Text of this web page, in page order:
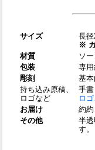
サイズ
長
※ ガ
材質
ソ
包装
専
彫刻
基
持ち込み原稿、
ロゴなど
手書
ロ
お届け
約約
その他
半
す。